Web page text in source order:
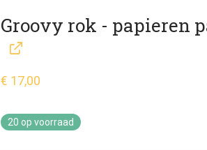
Groovy rok - papieren
€ 17,00
20 op voorraad